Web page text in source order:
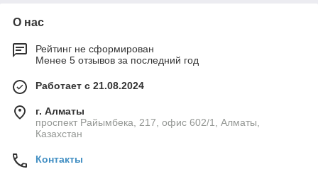
О нас
Рейтинг не сформирован
Менее 5 отзывов за последний год
Работает с 21.08.2024
г. Алматы
проспект Райымбека, 217, офис 602/1, Алматы,
Казахстан
Контакты